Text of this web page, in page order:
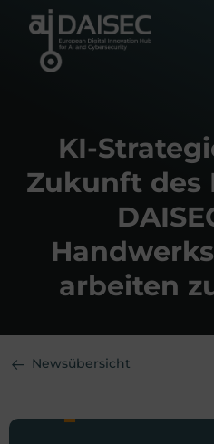
KI-
Zukunft des
arbeiten
Newsübersicht